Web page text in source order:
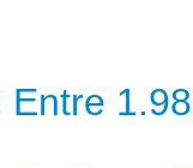
Entre